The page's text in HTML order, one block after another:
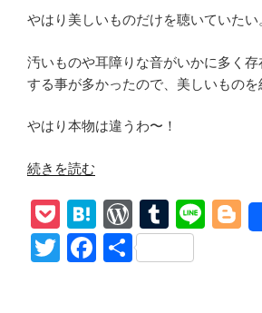
やはり美しいものだけを聴いていたい
汚いものや耳障りな音がいかに多く
する事が多かったので、美しいものを
やはり本物は違うわ〜！
“Alex
and
ROSÉ【On
My
続きを読む
P
o
ck
H
at
e
W
or
d
T
u
m
Li
T
F
共